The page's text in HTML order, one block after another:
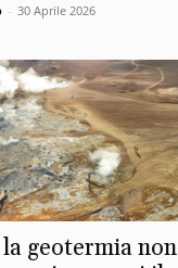
- 30 Aprile 2026
geotermia non